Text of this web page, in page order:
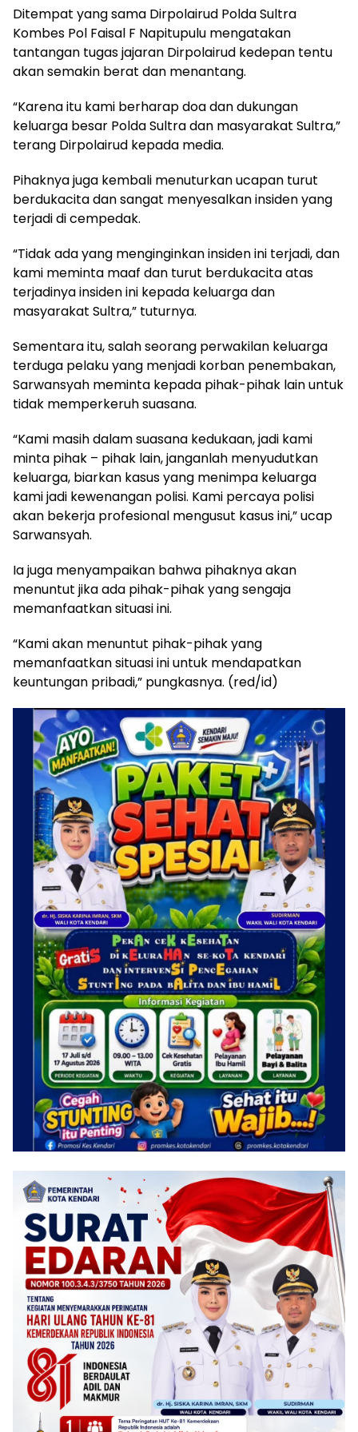
Ditempat yang sama Dirpolairud Polda Sultra
Kombes Pol Faisal F Napitupulu mengatakan
tantangan tugas jajaran Dirpolairud kedepan tentu
akan semakin berat dan menantang.
“Karena itu kami berharap doa dan dukungan
keluarga besar Polda Sultra dan masyarakat Sultra,”
terang Dirpolairud kepada media.
Pihaknya juga kembali menuturkan ucapan turut
berdukacita dan sangat menyesalkan insiden yang
terjadi di cempedak.
“Tidak ada yang menginginkan insiden ini terjadi, dan
kami meminta maaf dan turut berdukacita atas
terjadinya insiden ini kepada keluarga dan
masyarakat Sultra,” tuturnya.
Sementara itu, salah seorang perwakilan keluarga
terduga pelaku yang menjadi korban penembakan,
Sarwansyah meminta kepada pihak-pihak lain untuk
tidak memperkeruh suasana.
“Kami masih dalam suasana kedukaan, jadi kami
minta pihak – pihak lain, janganlah menyudutkan
keluarga, biarkan kasus yang menimpa keluarga
kami jadi kewenangan polisi. Kami percaya polisi
akan bekerja profesional mengusut kasus ini,” ucap
Sarwansyah.
Ia juga menyampaikan bahwa pihaknya akan
menuntut jika ada pihak-pihak yang sengaja
memanfaatkan situasi ini.
“Kami akan menuntut pihak-pihak yang
memanfaatkan situasi ini untuk mendapatkan
keuntungan pribadi,” pungkasnya. (red/id)